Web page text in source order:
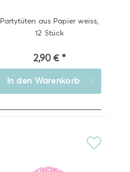
Partytüten aus Papier weiss,
12 Stück
2,90 € *
In den Warenkorb